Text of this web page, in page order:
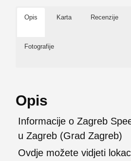
Opis Karta Recenzije
Fotografije
Opis
Informacije o Zagreb
u Zagreb (Grad Zagreb)
Ovdje možete vidjeti